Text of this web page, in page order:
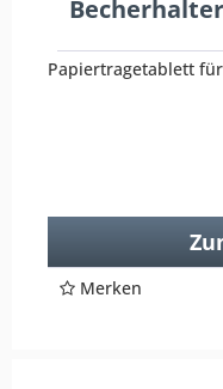
Papiertragetablett
Merken